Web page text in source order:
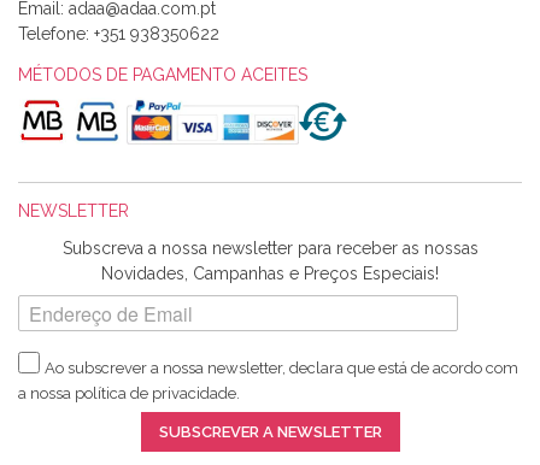
Alexandra Morais
Olá boa Noite. Os meus tecidos chegaram hoje. Muito
obrigada pelo miminho que dá um jeitaço pras minhas linhas
de bordar e não sei o que pões nos tecidos, mas que cheiram
maravilhosamente ... cheiram! :) Muito Obrigada.
Harita a minha encomenda já chegou. :) Muito obrigada pela
rapidez no envio, pela qualidade dos materiais que me
enviaste e pela simpatia de sempre. :)
Catarina Amaro
5 estrelas. Gosto muito do serviço. A Harita Chotalal é muito
Email:
Telefone: +351 938350622
MÉTODOS DE PAGAMENTO ACEITES
NEWSLETTER
Subscreva a nossa newsletter para receber as nossas
Novidades, Campanhas e Preços Especiais!
Ao subscrever a nossa newsletter, declara que está de acordo com
a nossa política de privacidade.
SUBSCREVER A NEWSLETTER